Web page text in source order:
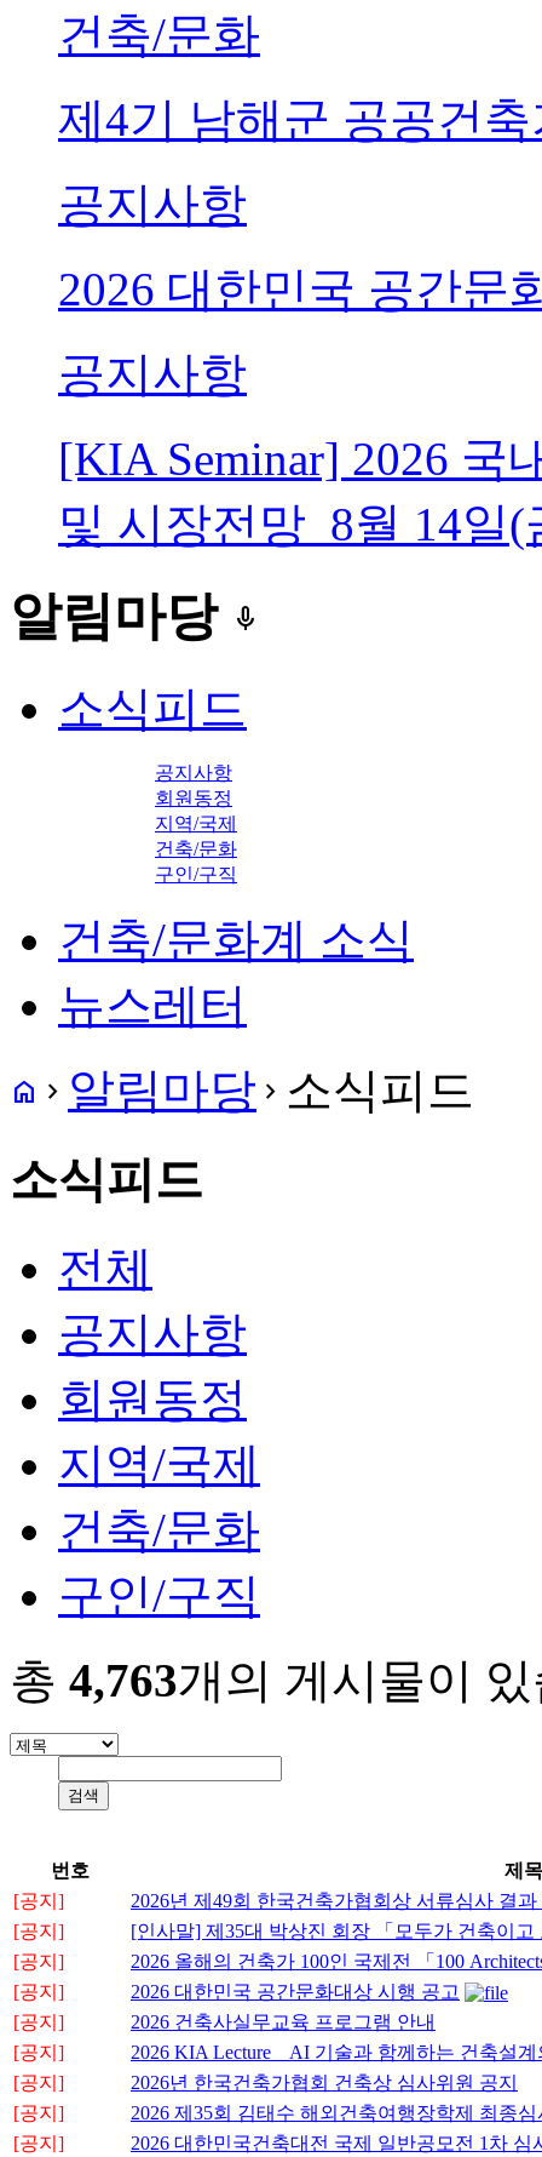
건축/문화
제4기 남해군 공공건
공지사항
2026 대한민국 공간문
공지사항
[KIA Seminar] 2026 국
및 시장전망_8월 14일(
알림마당 keyboard_voice
소식피드
공지사항
회원동정
지역/국제
건축/문화
구인/구직
건축/문화계 소식
뉴스레터
home navigate_next 알림마당 navigate_next 소식피드
소식피드
전체
공지사항
회원동정
지역/국제
건축/문화
구인/구직
총 4,763개의 게시물이
번호
제목
[공지]
2026년 제49회 한국건축가협회상 서류심사 결과
[공지]
[인사말] 제35대 박상진 회장 「모두가 건축이
[공지]
2026 올해의 건축가 100인 국제전 「100
[공지]
2026 대한민국 공간문화대상 시행 공고
[공지]
2026 건축사실무교육 프로그램 안내
[공지]
2026 KIA Lecture _ AI 기술과 함께하는 건축설
[공지]
2026년 한국건축가협회 건축상 심사위원 공지
[공지]
2026 제35회 김태수 해외건축여행장학제 최종
[공지]
2026 대한민국건축대전 국제 일반공모전 1차